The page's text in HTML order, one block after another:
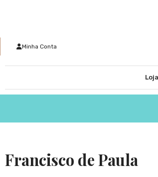
Minha Conta
Loja
Francisco de Paula